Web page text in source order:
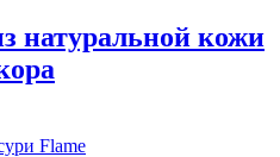
натуральной кожи